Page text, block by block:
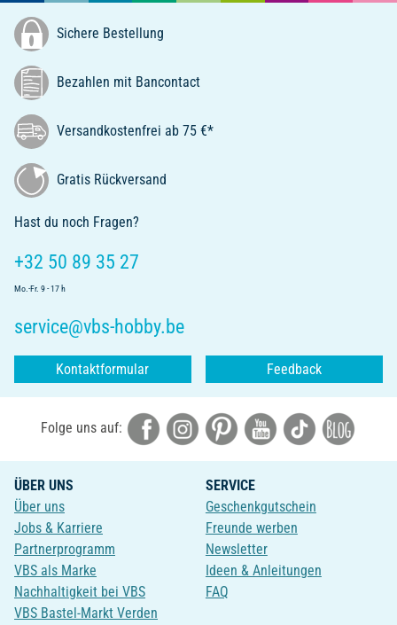
Sichere Bestellung
Bezahlen mit Bancontact
Versandkostenfrei ab 75 €*
Gratis Rückversand
Hast du noch Fragen?
+32 50 89 35 27
Mo.-Fr. 9 - 17 h
service@vbs-hobby.be
Kontaktformular Feedback
Folge uns auf:
ÜBER UNS
Über uns
Jobs & Karriere
Partnerprogramm
VBS als Marke
Nachhaltigkeit bei VBS
VBS Bastel-Markt Verden
SERVICE
Geschenkgutschein
Freunde werben
Newsletter
Ideen & Anleitungen
FAQ